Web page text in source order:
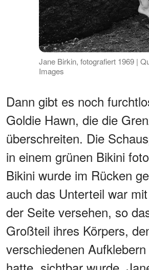
Jane Birkin, fotografiert 1969 |
Images
Dann gibt es noch
Goldie Hawn, die die
überschreiten. Die
in einem grünen Bikini
Bikini wurde im Rücken
auch das Unterteil war
der Seite versehen, so
Großteil ihres Körpers,
verschiedenen